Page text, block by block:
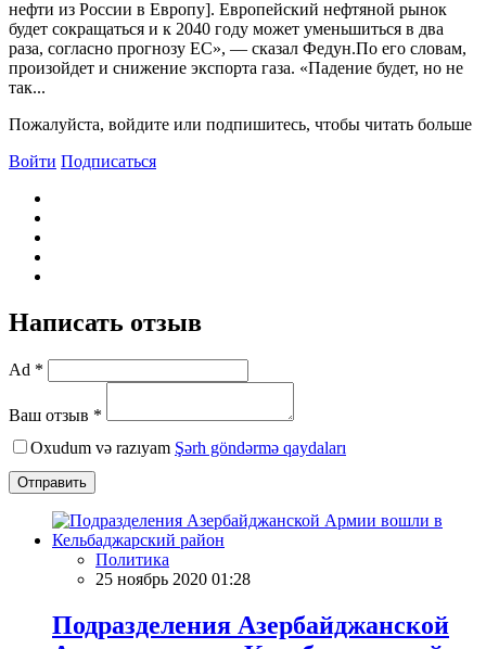
нефти из России в Европу]. Европейский нефтяной рынок
будет сокращаться и к 2040 году может уменьшиться в два
раза, согласно прогнозу ЕС», — сказал Федун.По его словам,
произойдет и снижение экспорта газа. «Падение будет, но не
так...
Пожалуйста, войдите или подпишитесь, чтобы читать больше
Войти Подписаться
Написать отзыв
Ad *
Ваш отзыв *
Oxudum və razıyam Şərh göndərmə qaydaları
Отправить
Политика
25 ноябрь 2020 01:28
Подразделения Азербайджанской